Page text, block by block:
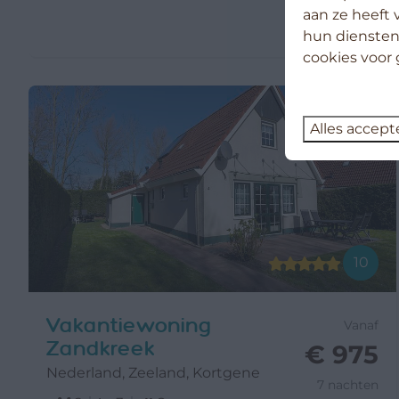
10
Vanaf
€ 975
7 nachten
Vakantiewoning
Zandkreek
Nederland, Zeeland, Kortgene
aan ze heeft
hun
cookies voor
Alles